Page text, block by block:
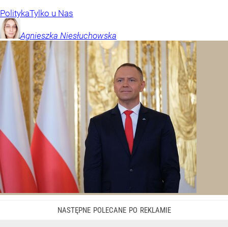
PolitykaTylko u Nas
Agnieszka Niesłuchowska